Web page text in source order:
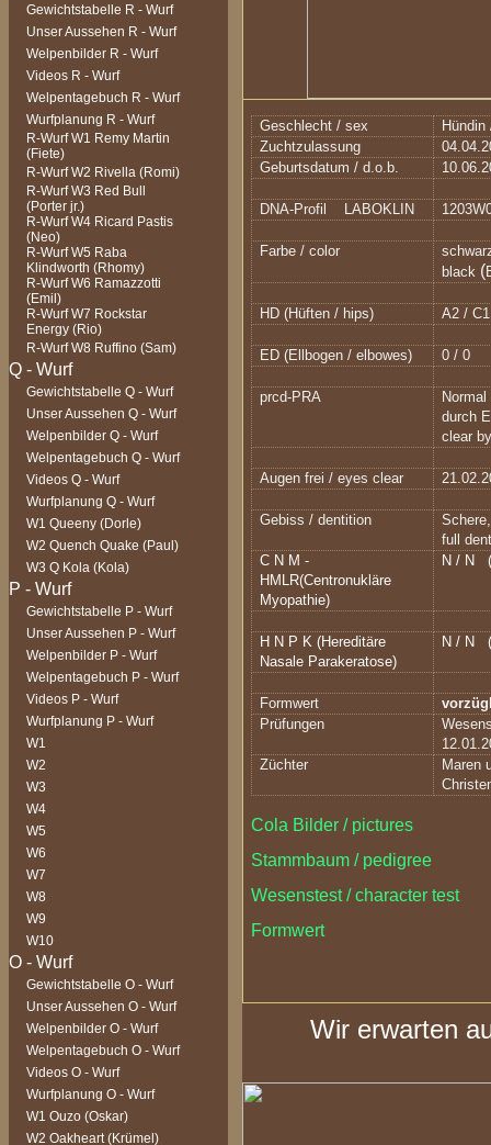
Gewichtstabelle R - Wurf
Unser Aussehen R - Wurf
Welpenbilder R - Wurf
Videos R - Wurf
Welpentagebuch R - Wurf
Wurfplanung R - Wurf
R-Wurf W1 Remy Martin
(Fiete)
R-Wurf W2 Rivella (Romi)
R-Wurf W3 Red Bull
(Porter jr.)
R-Wurf W4 Ricard Pastis
(Neo)
R-Wurf W5 Raba
Klindworth (Rhomy)
R-Wurf W6 Ramazzotti
(Emil)
R-Wurf W7 Rockstar
Energy (Rio)
R-Wurf W8 Ruffino (Sam)
Gewichtstabelle Q - Wurf
Unser Aussehen Q - Wurf
Welpenbilder Q - Wurf
Welpentagebuch Q - Wurf
Videos Q - Wurf
Wurfplanung Q - Wurf
W1 Queeny (Dorle)
W2 Quench Quake (Paul)
W3 Q Kola (Kola)
Gewichtstabelle P - Wurf
Unser Aussehen P - Wurf
Welpenbilder P - Wurf
Welpentagebuch P - Wurf
Videos P - Wurf
Wurfplanung P - Wurf
W1
W2
W3
W4
W5
W6
W7
W8
W9
W10
Gewichtstabelle O - Wurf
Unser Aussehen O - Wurf
Welpenbilder O - Wurf
Welpentagebuch O - Wurf
Videos O - Wurf
Wurfplanung O - Wurf
W1 Ouzo (Oskar)
W2 Oakheart (Krümel)
Geschlecht / sex
Zuchtzulassung
Geburtsdatum / d.o.b.
DNA-Profil LABOKLIN
Farbe / color
black (
HD (Hüften / hips) A2 / C1
ED (Ellbogen / elbowes) 0 / 0
prcd-PRA
durch
clear
Augen frei / eyes clear
Gebiss / dentition
full
C N M -
HMLR(Centronukläre
Myopathie)
N / N
H N P K (Hereditäre
Nasale Parakeratose)
N / N
Formwert
Prüfungen
Züchter
Maren
Cola Bilder / pictures
Stammbaum / pedigree
Wesenstest / character test
Formwert
Wir erwarten